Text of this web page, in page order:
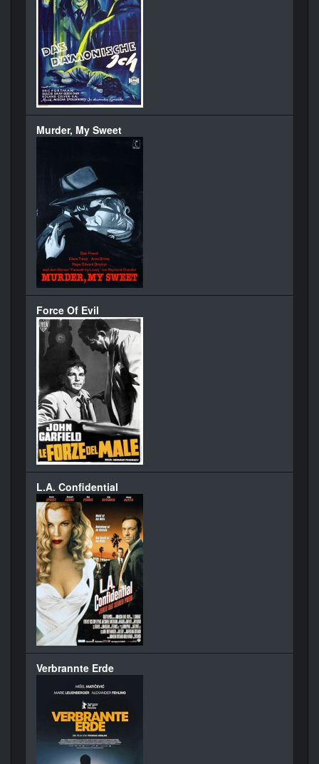
Murder, My Sweet
Force Of Evil
L.A. Confidential
Verbrannte Erde